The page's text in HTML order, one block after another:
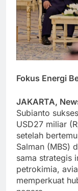
Fokus Energi
JAKARTA,
Subianto
USD27 miliar
setelah
Salman (MBS)
sama strategis
petrokimia,
memperkuat